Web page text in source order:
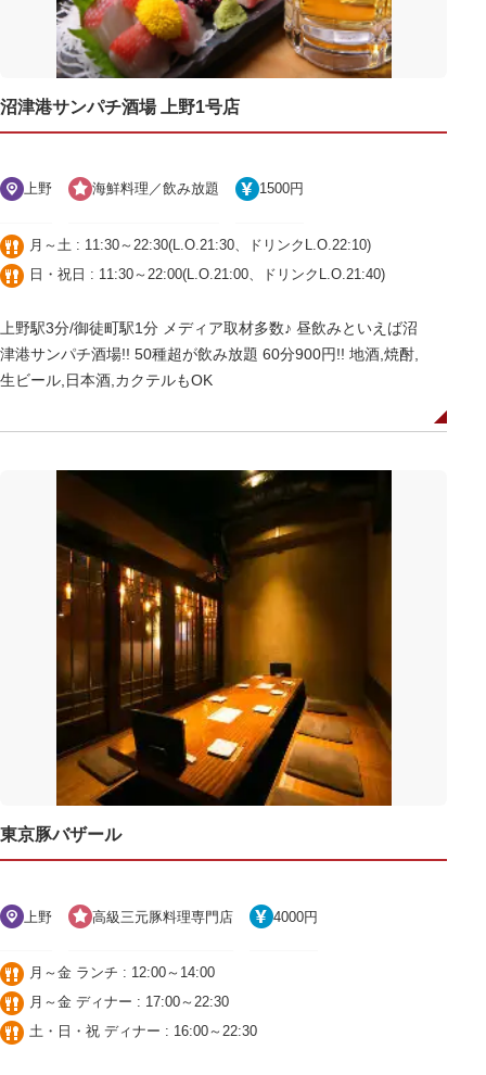
沼津港サンパチ酒場 上野1号店
上野 海鮮料理／飲み放題 1500円
月～土 : 11:30～22:30(L.O.21:30、ドリンクL.O.22:10)
日・祝日 : 11:30～22:00(L.O.21:00、ドリンクL.O.21:40)
上野駅3分/御徒町駅1分 メディア取材多数♪ 昼飲みといえば沼
津港サンパチ酒場!! 50種超が飲み放題 60分900円!! 地酒,焼酎,
生ビール,日本酒,カクテルもOK
東京豚バザール
上野 高級三元豚料理専門店 4000円
月～金 ランチ : 12:00～14:00
月～金 ディナー : 17:00～22:30
土・日・祝 ディナー : 16:00～22:30